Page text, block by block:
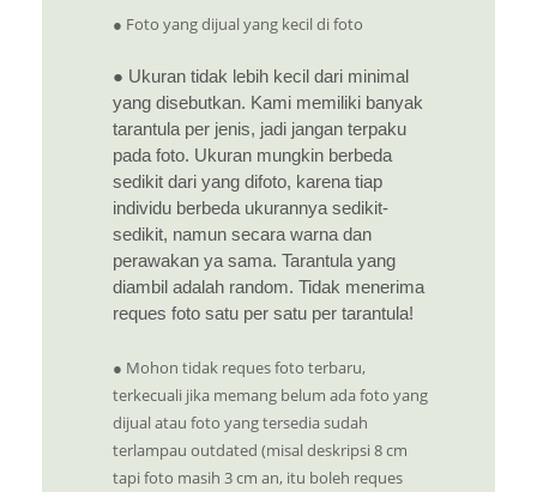
● Foto yang dijual yang kecil di foto
● Ukuran tidak lebih kecil dari minimal
yang disebutkan. Kami memiliki banyak
tarantula per jenis, jadi jangan terpaku
pada foto. Ukuran mungkin berbeda
sedikit dari yang difoto, karena tiap
individu berbeda ukurannya sedikit-
sedikit, namun secara warna dan
perawakan ya sama. Tarantula yang
diambil adalah random. Tidak menerima
reques foto satu per satu per tarantula!
● Mohon tidak reques foto terbaru,
terkecuali jika memang belum ada foto yang
dijual atau foto yang tersedia sudah
terlampau outdated (misal deskripsi 8 cm
tapi foto masih 3 cm an, itu boleh reques